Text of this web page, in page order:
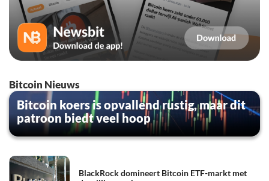
Bitcoin Nieuws
Bitcoin koers is opvallend rustig, maar dit
patroon biedt veel hoop
BlackRock domineert Bitcoin ETF-markt met